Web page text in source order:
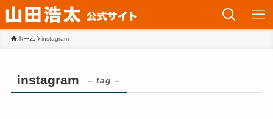
ホーム instagram
instagram – tag –